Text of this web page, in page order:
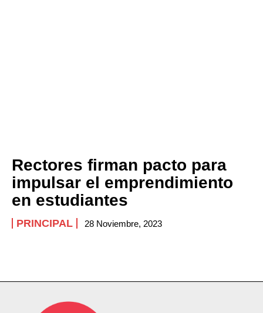
Rectores firman pacto para
impulsar el emprendimiento
en estudiantes
PRINCIPAL 28 Noviembre, 2023